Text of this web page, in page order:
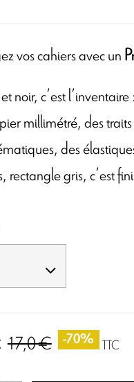
vos cahiers avec un
noir, c’est
millimétré, des
des
rectangle gris, c’est
17,0 € -70% TTC